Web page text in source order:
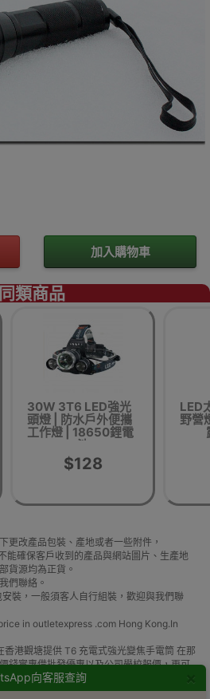
加入購物車
同類商品
30W 3T6 LED強光
頭燈 | 防水戶外便攜
工作燈 | 18650鋰電
池
$128
LED
野營
更改產品包裝、產地或者一些附件，
能確保客戶收到的產品與網站圖片、生產地
貨源均為正貨。
們聯絡。
裝，一般須客人自行組裝，歡迎與我們聯
in outletexpress .com Hong Kong.In
港觀塘提供 T6 充電式強光變焦手電筒 在那
錢實惠借批發優惠以及公司學校報價，更可
更優惠，更可以為你推薦推介相似產品及優
更新。
向客服查詢